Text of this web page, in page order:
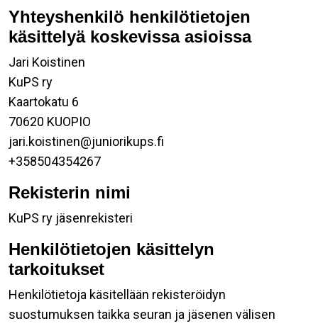
Yhteyshenkilö henkilötietojen
käsittelyä koskevissa asioissa
Jari Koistinen
KuPS ry
Kaartokatu 6
70620 KUOPIO
jari.koistinen@juniorikups.fi
+358504354267
Rekisterin nimi
KuPS ry jäsenrekisteri
Henkilötietojen käsittelyn
tarkoitukset
Henkilötietoja käsitellään rekisteröidyn
suostumuksen taikka seuran ja jäsenen välisen